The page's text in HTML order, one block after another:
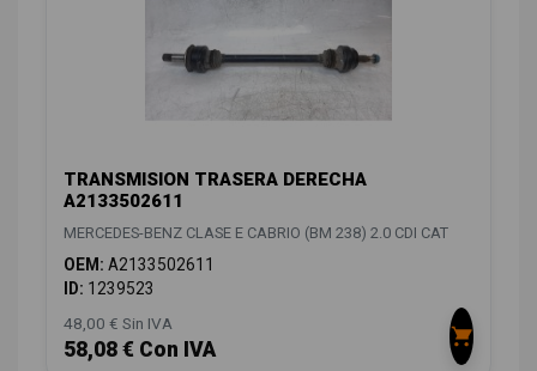
TRANSMISION TRASERA DERECHA
A2133502611
MERCEDES-BENZ CLASE E CABRIO (BM 238) 2.0 CDI CAT
OEM: A2133502611
ID: 1239523
48,00 € Sin IVA
58,08 € Con IVA